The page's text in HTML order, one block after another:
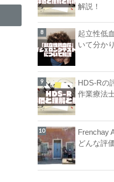
解説！
起立性低
いて分か
HDS-Rの
作業療法
Frenchay
どんな評